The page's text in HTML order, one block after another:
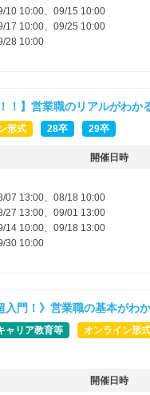
10 10:00、09/15 10:00
17 10:00、09/25 10:00
28 10:00
！】営業職のリアルがわか
形式 28卒 29卒
開催日時
07 13:00、08/18 10:00
27 13:00、09/01 13:00
14 10:00、09/18 13:00
30 10:00
入門！》営業職の基本がわ
ャリア教育等 オンライン形式
開催日時